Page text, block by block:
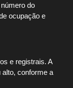
do
ocupação e
e registrais. A
alto, conforme a